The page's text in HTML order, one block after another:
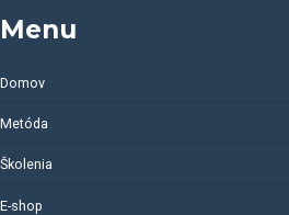
Menu
Domov
Metóda
Školenia
E-shop